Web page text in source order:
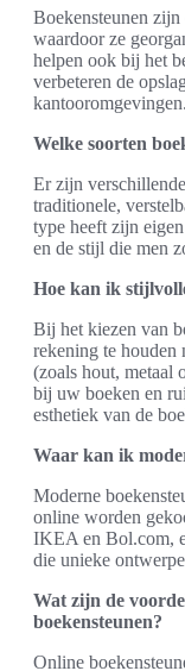
Boekensteunen
waardoor ze
helpen ook bij het
verbeteren de
kantooromgevingen.
Welke soorten
Er zijn
traditionele,
type heeft zijn
en de stijl die men
Hoe kan ik
Bij het kiezen van
rekening te houden
(zoals hout, metaal
bij uw boeken en
esthetiek van de
Waar kan ik
Moderne
online worden
IKEA en Bol.com,
die unieke
Wat zijn de
boekensteunen?
Online